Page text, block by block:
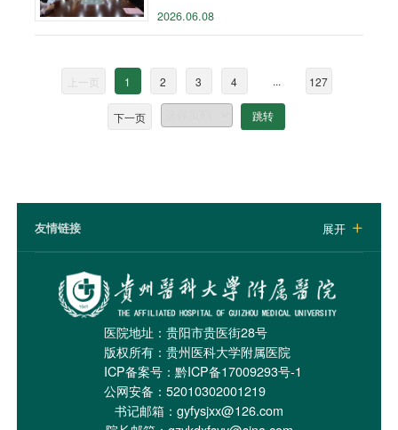
2026.06.08
上一页 1 2 3 4 ... 127
下一页 跳转
友情链接 展开 
医院地址：贵阳市贵医街28号
版权所有：贵州医科大学附属医院
ICP备案号： 黔ICP备17009293号-1
公网安备：52010302001219
书记邮箱：gyfysjxx@126.com